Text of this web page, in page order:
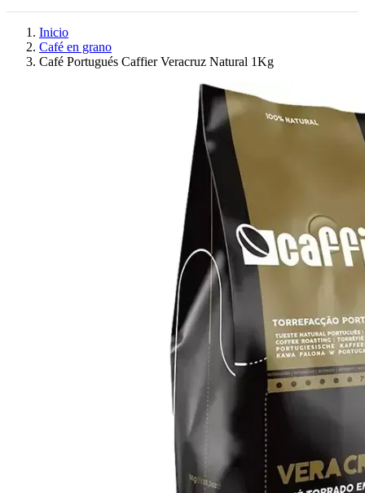
Inicio
Café en grano
Café Portugués Caffier Veracruz Natural 1Kg